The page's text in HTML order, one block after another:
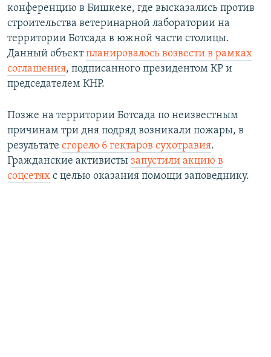
конференцию в Бишкеке, где высказались против
строительства ветеринарной лаборатории на
территории Ботсада в южной части столицы.
Данный объектпланировалось возвести в рамках
соглашения, подписанного президентом КР и
председателем КНР.
Позже на территории Ботсада по неизвестным
причинам три дня подряд возникали пожары, в
результате сгорело 6 гектаров сухотравия.
Гражданские активисты запустили акцию в
соцсетях с целью оказания помощи заповеднику.